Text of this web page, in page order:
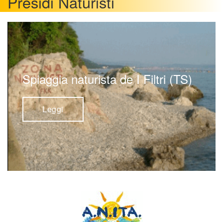
Spiaggia naturista de I Filtri (TS)
Leggi